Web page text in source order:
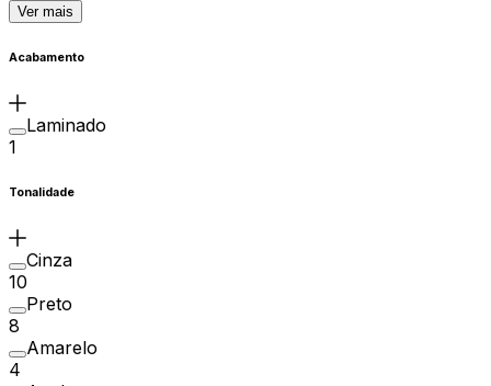
Ver mais
Acabamento
Laminado
1
Tonalidade
Cinza
10
Preto
8
Amarelo
4